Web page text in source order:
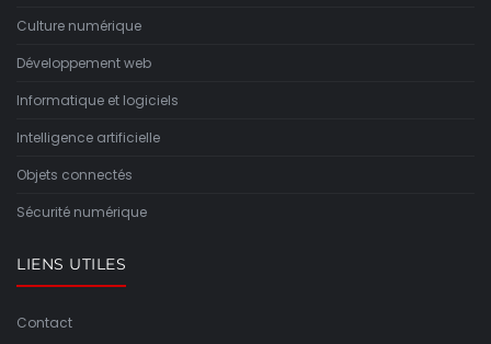
Culture numérique
Développement web
Informatique et logiciels
Intelligence artificielle
Objets connectés
Sécurité numérique
LIENS UTILES
Contact